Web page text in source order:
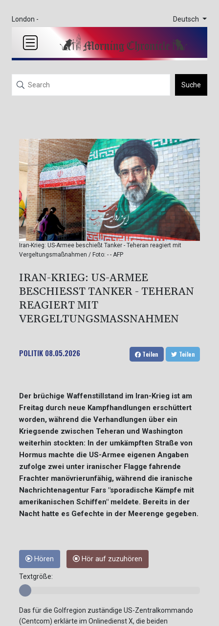
London - Deutsch
Suche
Iran-Krieg: US-Armee beschießt Tanker - Teheran reagiert mit
Vergeltungsmaßnahmen / Foto: - - AFP
IRAN-KRIEG: US-ARMEE
BESCHIESST TANKER - TEHERAN R
EAGIERT MIT V
ERGELTUNGSMASSNAHMEN
POLITIK 08.05.2026 Teilen Teilen
Der brüchige Waffenstillstand im Iran-Krieg ist am
Freitag durch neue Kampfhandlungen erschüttert
worden, während die Verhandlungen über ein
Kriegsende zwischen Teheran und Washington
weiterhin stockten: In der umkämpften Straße von
Hormus machte die US-Armee eigenen Angaben
zufolge zwei unter iranischer Flagge fahrende
Frachter manövrierunfähig, während die iranische
Nachrichtenagentur Fars "sporadische Kämpfe mit
amerikanischen Schiffen" meldete. Bereits in der
Nacht hatte es Gefechte in der Meerenge gegeben.
Hören Hör auf zuzuhören
Textgröße:
Das für die Golfregion zuständige US-Zentralkommando
(Centcom) erklärte im Onlinedienst X, die beiden